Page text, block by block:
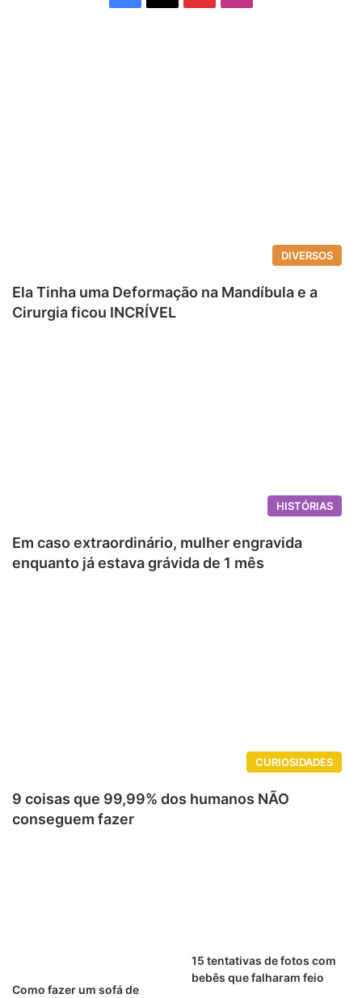
DIVERSOS
Ela Tinha uma Deformação na Mandíbula e a
Cirurgia ficou INCRÍVEL
HISTÓRIAS
Em caso extraordinário, mulher engravida
enquanto já estava grávida de 1 mês
CURIOSIDADES
9 coisas que 99,99% dos humanos NÃO
conseguem fazer
Como fazer um sofá de
15 tentativas de fotos com
bebês que falharam feio